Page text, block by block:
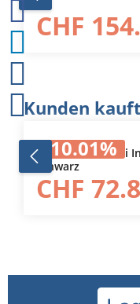
CHF
Produktgalerie
Kunden
10.01%
558008 Tork Mini
schwarz
CHF